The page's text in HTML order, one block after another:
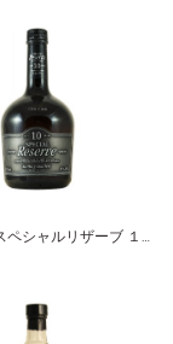
サントリースペシャルリザーブ １０年 サントリーリミテッド